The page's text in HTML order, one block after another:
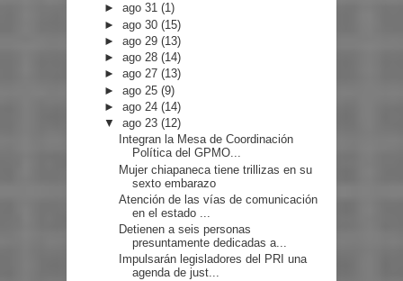
►ago 31(1)
►ago 30(15)
►ago 29(13)
►ago 28(14)
►ago 27(13)
►ago 25(9)
►ago 24(14)
▼ago 23(12)
Integran la Mesa de Coordinación
Política del GPMO...
Mujer chiapaneca tiene trillizas en su
sexto embarazo
Atención de las vías de comunicación
en el estado ...
Detienen a seis personas
presuntamente dedicadas a...
Impulsarán legisladores del PRI una
agenda de just...